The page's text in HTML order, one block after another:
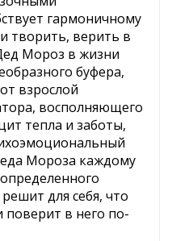
гармоничному
творить, верить в
Мороз в жизни
буфера,
взрослой
восполняющего
тепла и заботы,
Мороза каждому
для себя, что
поверит в него по-